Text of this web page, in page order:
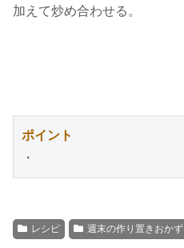
加えて炒め合わせる。
ポイント
・
レシピ 週末の作り置きおかず